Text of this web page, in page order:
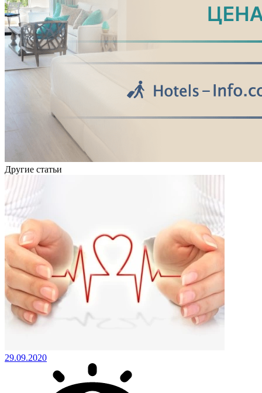
Другие статьи
29.09.2020